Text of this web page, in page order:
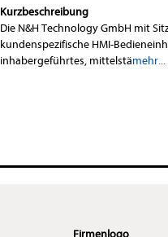
Kurzbeschreibung
Die N&H Technology GmbH mit
kundenspezifische HMI-
inhabergeführtes, mittelstämehr...